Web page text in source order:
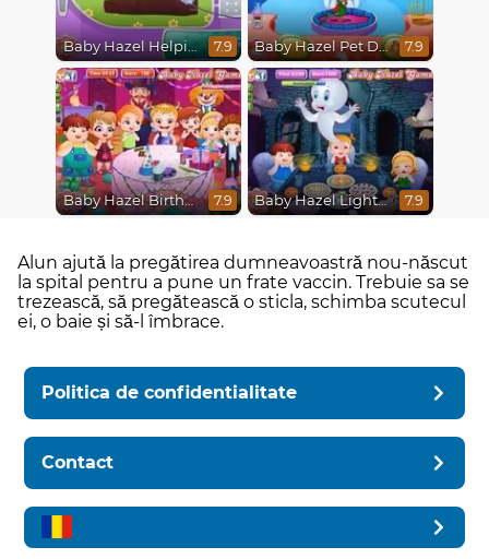
Baby Hazel Helping Time 7.9 Baby Hazel Pet Doctor 7.9
Baby Hazel Birthday Party 7.9 Baby Hazel Lighthouse Adventure 7.9
Alun ajută la pregătirea dumneavoastră nou-născut
la spital pentru a pune un frate vaccin. Trebuie sa se
trezească, să pregătească o sticla, schimba scutecul
ei, o baie și să-l îmbrace.
Politica de confidentialitate
Contact